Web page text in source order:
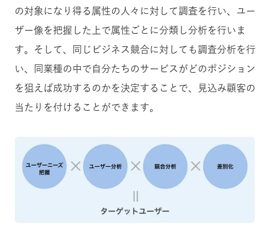
の対象になり得る属性の人々に対して調査を行い、ユー
ザー像を把握した上で属性ごとに分類し分析を行いま
す。そして、同じビジネス競合に対しても調査分析を行
い、同業種の中で自分たちのサービスがどのポジション
を狙えば成功するのかを決定することで、見込み顧客の
当たりを付けることができます。